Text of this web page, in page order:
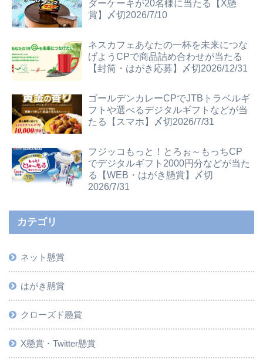
ダーケーキが20名様に当たる【X懸
賞】〆切2026/7/10
ネスカフェあなたの一杯を未来につな
げようCPで商品詰め合わせが当たる
【封筒・はがき応募】〆切2026/12/31
ゴールデンカレーCPでJTBトラベルギ
フトや選べるデジタルギフトなどが当
たる【スマホ】〆切2026/7/31
フジッコもっと！とろぉ～もっちCP
でデジタルギフト2000円分などが当た
る【WEB・はがき懸賞】〆切
2026/7/31
カテゴリ
ネット懸賞
はがき懸賞
クローズド懸賞
X懸賞・Twitter懸賞